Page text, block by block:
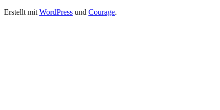
Erstellt mit WordPress und Courage.